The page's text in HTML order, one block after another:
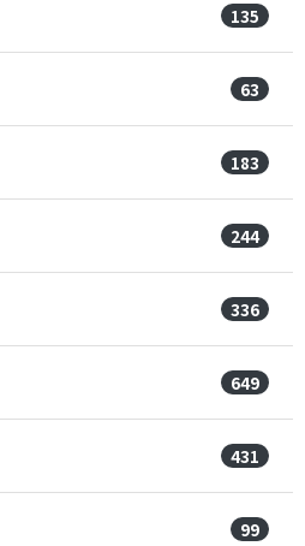
135
63
183
244
336
649
431
99